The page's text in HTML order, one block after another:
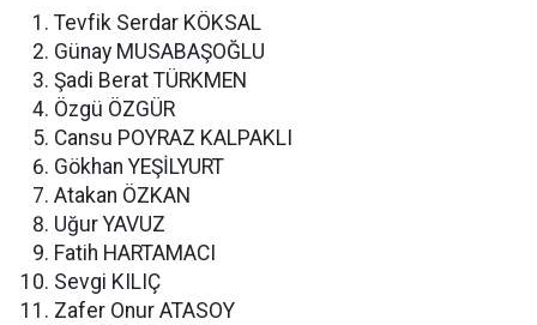
Tevfik Serdar KÖKSAL
Günay MUSABAŞOĞLU
Şadi Berat TÜRKMEN
Özgü ÖZGÜR
Cansu POYRAZ KALPAKLI
Gökhan YEŞİLYURT
Atakan ÖZKAN
Uğur YAVUZ
Fatih HARTAMACI
Sevgi KILIÇ
Zafer Onur ATASOY